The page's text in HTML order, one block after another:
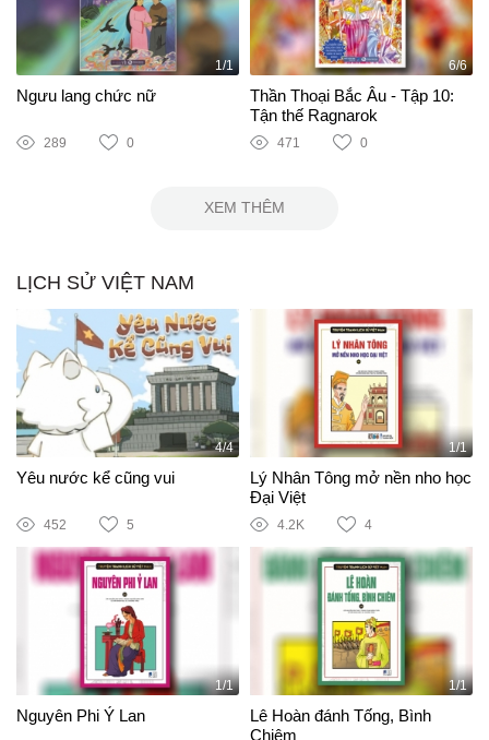
1/1
Ngưu lang chức nữ
289 0
6/6
Thần Thoại Bắc Âu - Tập 10:
Tận thế Ragnarok
471 0
XEM THÊM
LỊCH SỬ VIỆT NAM
4/4
Yêu nước kể cũng vui
452 5
1/1
Lý Nhân Tông mở nền nho học
Đại Việt
4.2K 4
1/1
Nguyên Phi Ỷ Lan
1/1
Lê Hoàn đánh Tống, Bình
Chiêm